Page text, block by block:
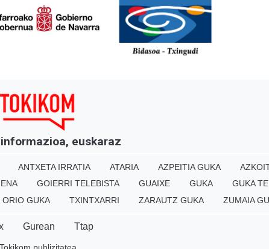
euskaraz
ANTXETA IRRATIA ATARIA AZPEITIA GUKA
GOIERRI TELEBISTA GUAIXE GUKA GUKA
ORIO GUKA TXINTXARRI ZARAUTZ GUKA ZUMAIA
Gurean Ttap
Tokikom publizitatea